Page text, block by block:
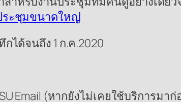
ระชุมขนาดใหญ่
ได้จนถึง 1 ก.ค.2020
Email (หากยังไม่เคยใช้บริการม